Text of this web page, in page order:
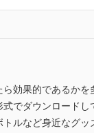
効果的であるか
でダウンロードし
ルなど身近なグ